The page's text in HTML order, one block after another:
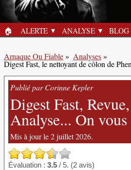
ACCUEIL
🏠︎ ALERTE ANALYSE BLOG
Arnaque Ou Fiable» Analyses»
Digest Fast, le nettoyant de côlon de
Publié par Corinne Kepler
Digest Fast,
Analyse... On
Mis à jour le 2 juillet 2026.
Évaluation : 3.5 / 5. (2 avis)